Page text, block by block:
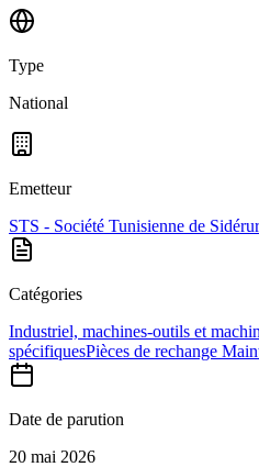
Type
National
Emetteur
STS - Société Tunisienne de
Catégories
Industriel, machines-outils et
spécifiquesPièces de rechange
Date de parution
20 mai 2026